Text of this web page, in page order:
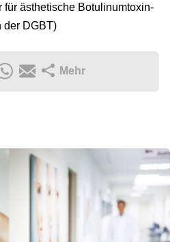
für ästhetische Botulinumtoxin-
der DGBT)
Mehr